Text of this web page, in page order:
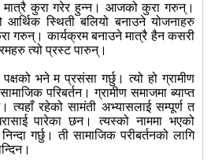
कुरा गरेर हुन्न। आजको कुरा गरुन्।
स्थिती बलियो बनाउने योजनाहरु
गरुन्। कार्यक्रम बनाउने मात्रै हैन कसरी
त्यो प्रस्ट पारुन्।
भने म प्रसंसा गर्छु। त्यो हो ग्रामीण
परिबर्तन। ग्रामीण समाजमा ब्याप्त
रहेको सामंती अभ्यासलाई सम्पूर्ण त
पारेका छन। त्यस्को नाममा भएको
गर्छु। ती सामाजिक परीबर्तनको लागि